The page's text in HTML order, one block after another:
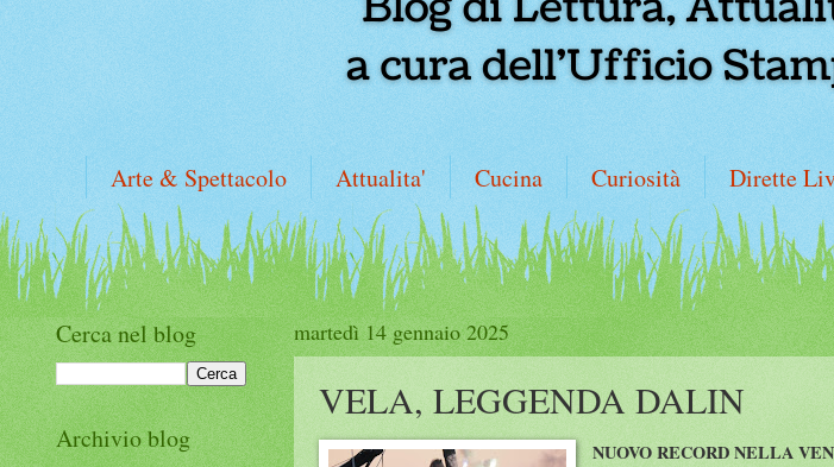
Arte & Spettacolo Attualita' Cucina Curiosità Dirette
martedì 14 gennaio 2025
VELA, LEGGENDA DALIN
NUOVO RECORD NELLA
Cerca nel blog
Archivio blog